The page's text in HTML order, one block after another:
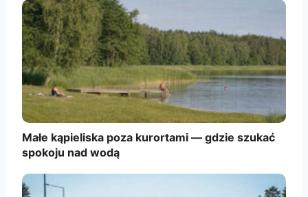
Małe kąpieliska poza kurortami — gdzie szukać
spokoju nad wodą